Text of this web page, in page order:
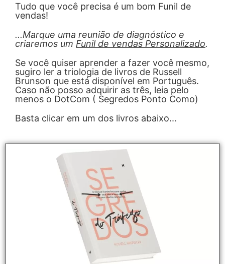
Tudo que você precisa é um bom Funil de
vendas!
...Marque uma reunião de diagnóstico e
criaremos um Funil de vendas Personalizado.
Se você quiser aprender a fazer você mesmo,
sugiro ler a triologia de livros de Russell
Brunson que está disponível em Português.
Caso não posso adquirir as três, leia pelo
menos o DotCom ( Segredos Ponto Como)
Basta clicar em um dos livros abaixo...